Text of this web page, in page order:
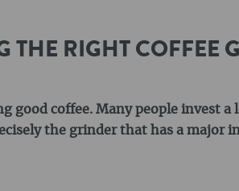
THE RIGHT COFFEE
good coffee. Many people invest
the grinder that has a major